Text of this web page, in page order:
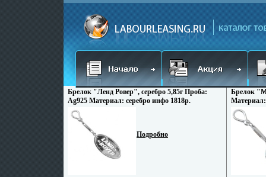
Брелок "Ленд Ровер", серебро 5,85г Проба:
Ag925 Материал: серебро инфо 1818p.
Подробно
Брелок
Материал: